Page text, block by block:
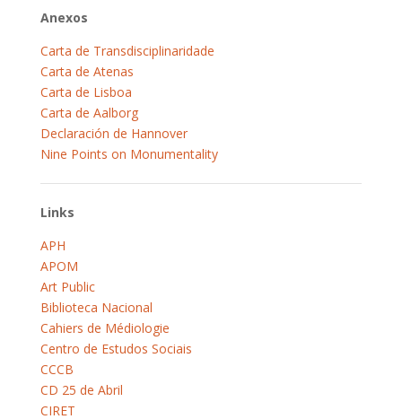
Anexos
Carta de Transdisciplinaridade
Carta de Atenas
Carta de Lisboa
Carta de Aalborg
Declaración de Hannover
Nine Points on Monumentality
Links
APH
APOM
Art Public
Biblioteca Nacional
Cahiers de Médiologie
Centro de Estudos Sociais
CCCB
CD 25 de Abril
CIRET